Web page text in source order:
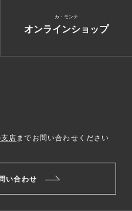
オンラインショップ
カ・モンテ
店までお問い合わせください
い合わせ